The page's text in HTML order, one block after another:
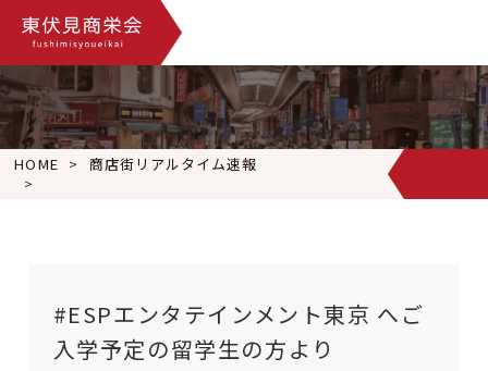
HOME
商店街リアルタイム速報
#ESPエンタテインメント東京 へご入学予定の留学生の方よ
#ESPエンタテインメント東京 へご
入学予定の留学生の方より